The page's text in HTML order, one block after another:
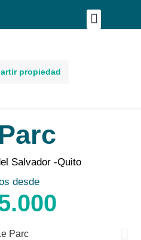
propiedad
Salvador -Quito
desde